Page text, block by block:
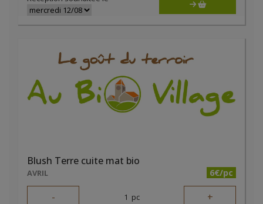
Blush Terre cuite mat bio
AVRIL 6€/pc
- 1 pc +